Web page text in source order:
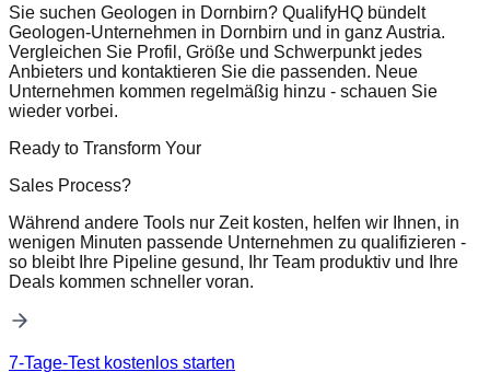
Sie suchen Geologen in Dornbirn? QualifyHQ bündelt
Geologen-Unternehmen in Dornbirn und in ganz Austria.
Vergleichen Sie Profil, Größe und Schwerpunkt jedes
Anbieters und kontaktieren Sie die passenden. Neue
Unternehmen kommen regelmäßig hinzu - schauen Sie
wieder vorbei.
Ready to Transform Your
Sales Process?
Während andere Tools nur Zeit kosten, helfen wir Ihnen, in
wenigen Minuten passende Unternehmen zu qualifizieren -
so bleibt Ihre Pipeline gesund, Ihr Team produktiv und Ihre
Deals kommen schneller voran.
7-Tage-Test kostenlos starten